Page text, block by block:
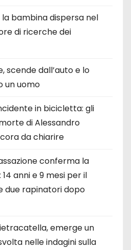
bambina dispersa nel
di ricerche dei
scende dall’auto e lo
un uomo
in bicicletta: gli
di Alessandro
da chiarire
conferma la
anni e 9 mesi per il
due rapinatori dopo
emerge un
nelle indagini sulla